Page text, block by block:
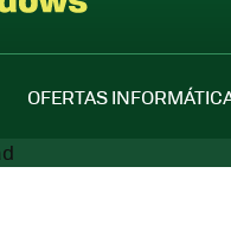
OFERTAS